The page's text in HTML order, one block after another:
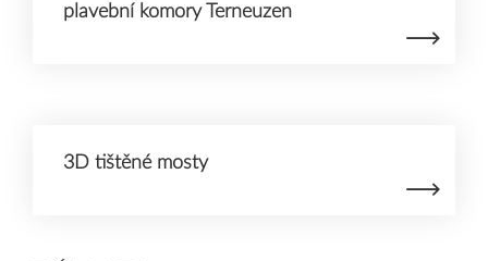
plavební komory Terneuzen
3D tištěné mosty